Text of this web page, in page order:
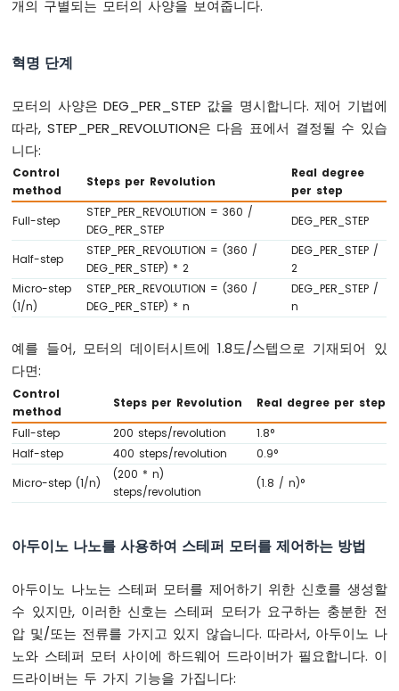
LED
두
나
노
-
교
통
신
호
등
두
이
나
노
버
튼
아
두
노
-
튼
디
바
운
개의 구별되는 모터의 사양을 보여줍니다.
혁명 단계
모터의 사양은 DEG_PER_STEP 값을 명시합니다. 제어 기법에
따라, STEP_PER_REVOLUTION은 다음 표에서 결정될 수 있습
니다:
Control
method
Steps per Revolution
Real degree
per step
Full-step
STEP_PER_REVOLUTION = 360 /
DEG_PER_STEP
DEG_PER_STEP
Half-step
STEP_PER_REVOLUTION = (360 /
DEG_PER_STEP) * 2
DEG_PER_STEP /
2
Micro-step
(1/n)
STEP_PER_REVOLUTION = (360 /
DEG_PER_STEP) * n
DEG_PER_STEP /
n
예를 들어, 모터의 데이터시트에 1.8도/스텝으로 기재되어 있
다면:
Control
method
Steps per Revolution
Real degree per step
Full-step
200 steps/revolution
1.8°
Half-step
400 steps/revolution
0.9°
Micro-step (1/n)
(200 * n)
steps/revolution
(1.8 / n)°
아두이노 나노를 사용하여 스테퍼 모터를 제어하는 방법
아두이노 나노는 스테퍼 모터를 제어하기 위한 신호를 생성할
수 있지만, 이러한 신호는 스테퍼 모터가 요구하는 충분한 전
압 및/또는 전류를 가지고 있지 않습니다. 따라서, 아두이노 나
노와 스테퍼 모터 사이에 하드웨어 드라이버가 필요합니다. 이
드라이버는 두 가지 기능을 가집니다: